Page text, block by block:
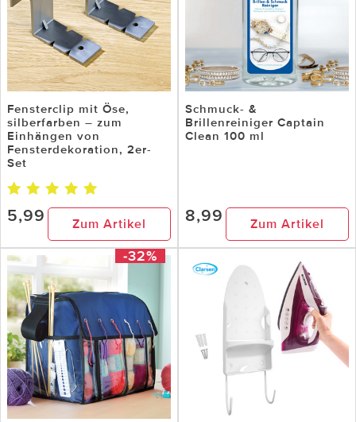
Fensterclip mit Öse,
silberfarben – zum
Einhängen von
Fensterdekoration, 2er-
Set
5,99 Zum Artikel
Schmuck- &
Brillenreiniger Captain
Clean 100 ml
8,99 Zum Artikel
-32%